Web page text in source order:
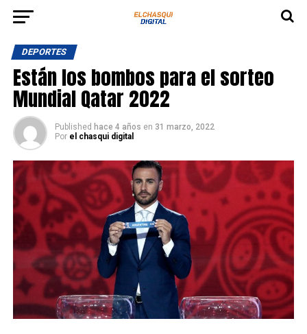
DEPORTES
Están los bombos para el sorteo
Mundial Qatar 2022
Published hace 4 años en 31 marzo, 2022
Por el chasqui digital